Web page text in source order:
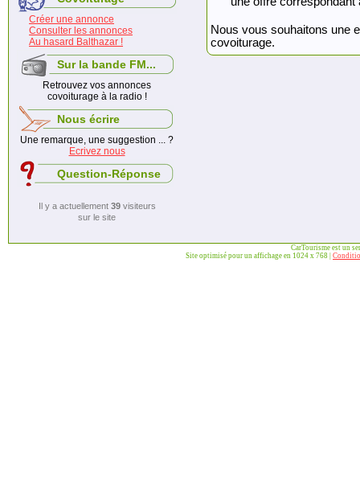
Créer une annonce
Consulter les annonces
Au hasard Balthazar !
Sur la bande FM...
Retrouvez vos annonces
covoiturage à la radio !
Nous écrire
Une remarque, une suggestion ... ?
Ecrivez nous
Question-Réponse
Il y a actuellement 39visiteurs
sur le site
Nous vous souhaitons une
covoiturage.
CarTourisme est un
Site optimisé pour un affichage en 1024 x 768 |